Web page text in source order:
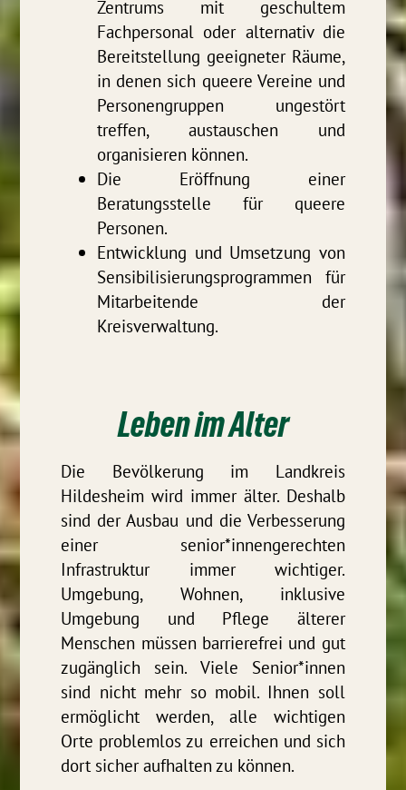
Zentrums mit geschultem
Fachpersonal oder alternativ die
Bereitstellung geeigneter Räume,
in denen sich queere Vereine und
Personengruppen ungestört
treffen, austauschen und
organisieren können.
Die Eröffnung einer
Beratungsstelle für queere
Personen.
Entwicklung und Umsetzung von
Sensibilisierungsprogrammen für
Mitarbeitende der
Kreisverwaltung.
Leben im Alter
Die Bevölkerung im Landkreis
Hildesheim wird immer älter. Deshalb
sind der Ausbau und die Verbesserung
einer senior*innengerechten
Infrastruktur immer wichtiger.
Umgebung, Wohnen, inklusive
Umgebung und Pflege älterer
Menschen müssen barrierefrei und gut
zugänglich sein. Viele Senior*innen
sind nicht mehr so mobil. Ihnen soll
ermöglicht werden, alle wichtigen
Orte problemlos zu erreichen und sich
dort sicher aufhalten zu können.